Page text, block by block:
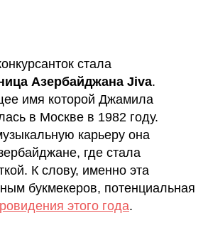
стала
Азербайджана Jiva.
имя которой Джамила
в Москве в 1982 году.
карьеру она
где стала
К слову, именно эта
букмекеров, потенциальная
этого года.